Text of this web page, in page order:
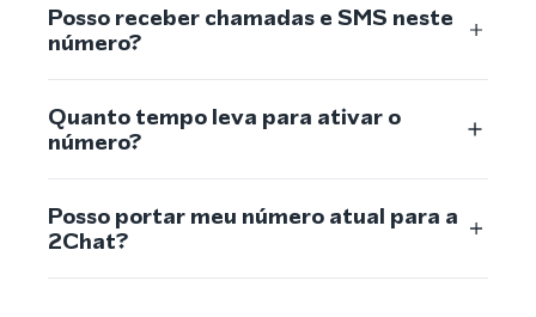
Posso receber chamadas e SMS neste
número?
Quanto tempo leva para ativar o
número?
Posso portar meu número atual para a
2Chat?